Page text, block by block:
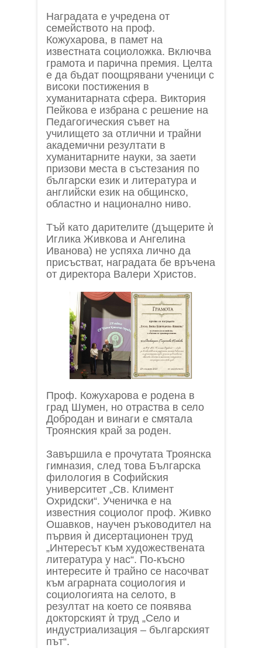
Наградата е учредена от
семейството на проф.
Кожухарова, в памет на
известната социоложка. Включва
грамота и парична премия. Целта
е да бъдат поощрявани ученици с
високи постижения в
хуманитарната сфера. Виктория
Пейкова е избрана с решение на
Педагогическия съвет на
училището за отлични и трайни
академични резултати в
хуманитарните науки, за заети
призови места в състезания по
български език и литература и
английски език на общинско,
областно и национално ниво.
Тъй като дарителите (дъщерите ѝ
Иглика Живкова и Ангелина
Иванова) не успяха лично да
присъстват, наградата бе връчена
от директора Валери Христов.
Проф. Кожухарова е родена в
град Шумен, но отраства в село
Добродан и винаги е смятала
Троянския край за роден.
Завършила е прочутата Троянска
гимназия, след това Българска
филология в Софийския
университет „Св. Климент
Охридски“. Ученичка е на
известния социолог проф. Живко
Ошавков, научен ръководител на
първия ѝ дисертационен труд
„Интересът към художествената
литература у нас“. По-късно
интересите ѝ трайно се насочват
към аграрната социология и
социологията на селото, в
резултат на което се появява
докторският ѝ труд „Село и
индустриализация – българският
път“.